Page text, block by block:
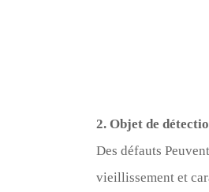
2. Objet de
Des défauts
vieillissement et